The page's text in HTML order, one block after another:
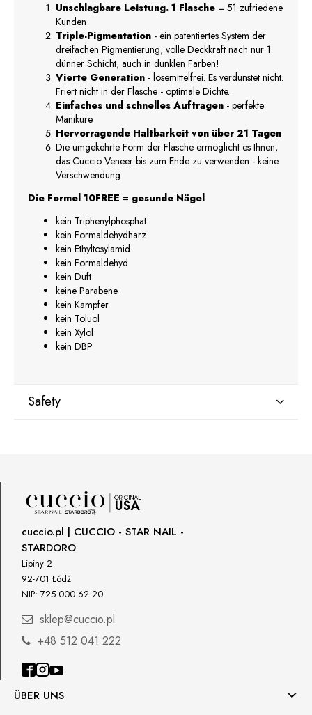
Unschlagbare Leistung. 1 Flasche = 51 zufriedene
Kunden
Triple-Pigmentation - ein patentiertes System der
dreifachen Pigmentierung, volle Deckkraft nach nur 1
dünner Schicht, auch in dunklen Farben!
Vierte Generation - lösemittelfrei. Es verdunstet nicht.
Friert nicht in der Flasche - optimale Dichte.
Einfaches und schnelles Auftragen - perfekte
Maniküre
Hervorragende Haltbarkeit von über 21 Tagen
Die umgekehrte Form der Flasche ermöglicht es Ihnen,
das Cuccio Veneer bis zum Ende zu verwenden - keine
Verschwendung
Die Formel 10FREE = gesunde Nägel
kein Triphenylphosphat
kein Formaldehydharz
kein Ethyltosylamid
kein Formaldehyd
kein Duft
keine Parabene
kein Kampfer
kein Toluol
kein Xylol
kein DBP
Safety
29120 Avenue Paine, Stany Zjednoczone
lcenteno@cuccio.com
800 762 6245
Responsible person in the EU
Petar Bangeev
Chakalitsa 2A
+359887430661
Importer
P.H. NEXT Maciej Wojnarowski
ÜBER UNS
cuccio.pl | CUCCIO - STAR NAIL -
STARDORO
Lipiny 2
92-701 Łódź
NIP: 725 000 62 20
sklep@cuccio.pl
+48 512 041 222